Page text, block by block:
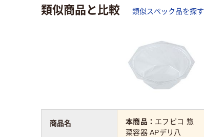
類似商品と比較 類似スペック品を探す
本商品： エフピコ 惣
菜容器 APデリ八
商品名